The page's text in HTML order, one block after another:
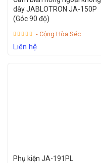
dây JABLOTRON JA-150P
(Góc 90 độ)
- Cộng Hòa Séc
Liên hệ
Phụ kiện JA-191PL